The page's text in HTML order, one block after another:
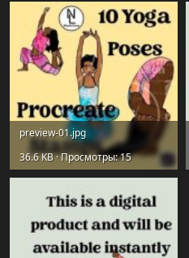
preview-01.jpg
36.6 KB · Просмотры: 15